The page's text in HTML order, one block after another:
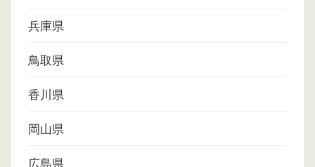
兵庫県
鳥取県
香川県
岡山県
広島県